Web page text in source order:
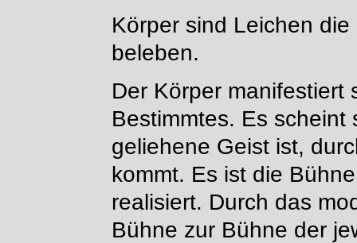
Körper sind Leichen
beleben.
Der Körper manifestiert
Bestimmtes. Es
geliehene Geist ist,
kommt. Es ist die
realisiert. Durch das
Bühne zur Bühne der